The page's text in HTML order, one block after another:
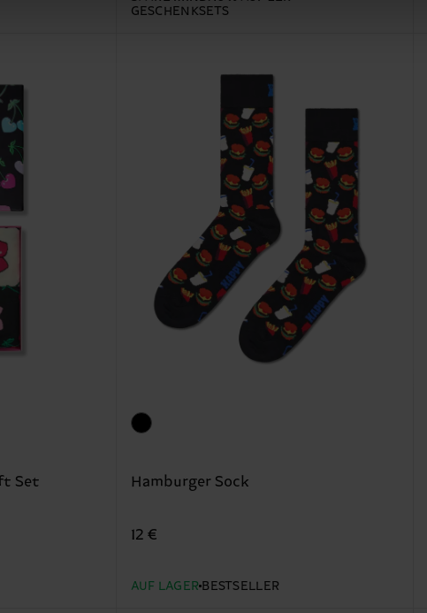
GESCHENKSETS
Set Hamburger Sock
12 €
AUF LAGER BESTSELLER